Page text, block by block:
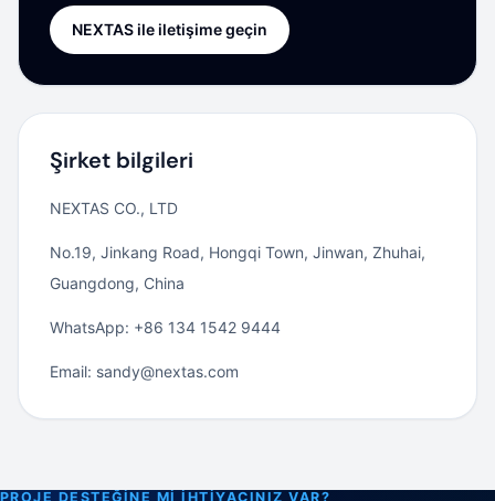
NEXTAS ile iletişime geçin
Şirket bilgileri
NEXTAS CO., LTD
No.19, Jinkang Road, Hongqi Town, Jinwan, Zhuhai,
Guangdong, China
WhatsApp: +86 134 1542 9444
Email: sandy@nextas.com
PROJE DESTEĞINE MI IHTIYACINIZ VAR?